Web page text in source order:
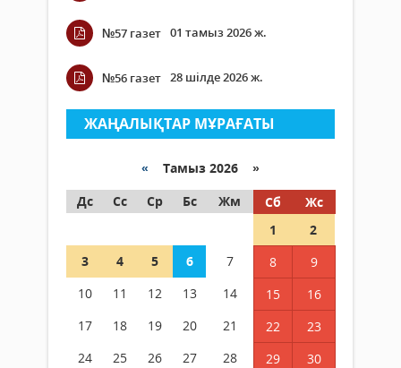
№57 газет 01 тамыз 2026 ж.
№56 газет 28 шілде 2026 ж.
ЖАҢАЛЫҚТАР МҰРАҒАТЫ
« Тамыз 2026 »
Дс
Сс Ср Бс Жм Сб
Жс
1
2
3
4 5 6 7 8
9
10
11 12 13 14 15
16
17
18 19 20 21 22
23
24
25 26 27 28 29
30